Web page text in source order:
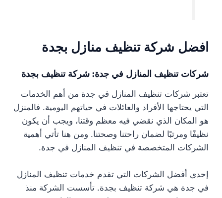
افضل شركة تنظيف منازل بجدة
شركات تنظيف المنازل في جدة: شركة تنظيف بجدة
تعتبر شركات تنظيف المنازل في جدة من أهم الخدمات
التي يحتاجها الأفراد والعائلات في حياتهم اليومية. فالمنزل
هو المكان الذي نقضي فيه معظم وقتنا، ويجب أن يكون
نظيفًا ومرتبًا لضمان راحتنا وصحتنا. ومن هنا تأتي أهمية
الشركات المتخصصة في تنظيف المنازل في جدة.
إحدى أفضل الشركات التي تقدم خدمات تنظيف المنازل
في جدة هي شركة تنظيف بجدة. تأسست الشركة منذ